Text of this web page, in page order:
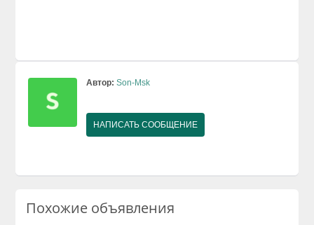
Автор: Son-Msk
НАПИСАТЬ СООБЩЕНИЕ
Похожие объявления